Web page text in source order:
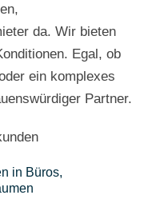
da. Wir bieten
Egal, ob
ein komplexes
Partner.
in Büros,